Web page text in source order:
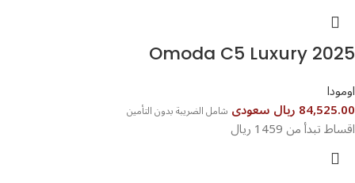
Omoda C5 Luxury 2025
اومودا
84,525.00 ريال سعودى شامل الضريبة بدون التأمين
اقساط تبدأ من 1459 ريال